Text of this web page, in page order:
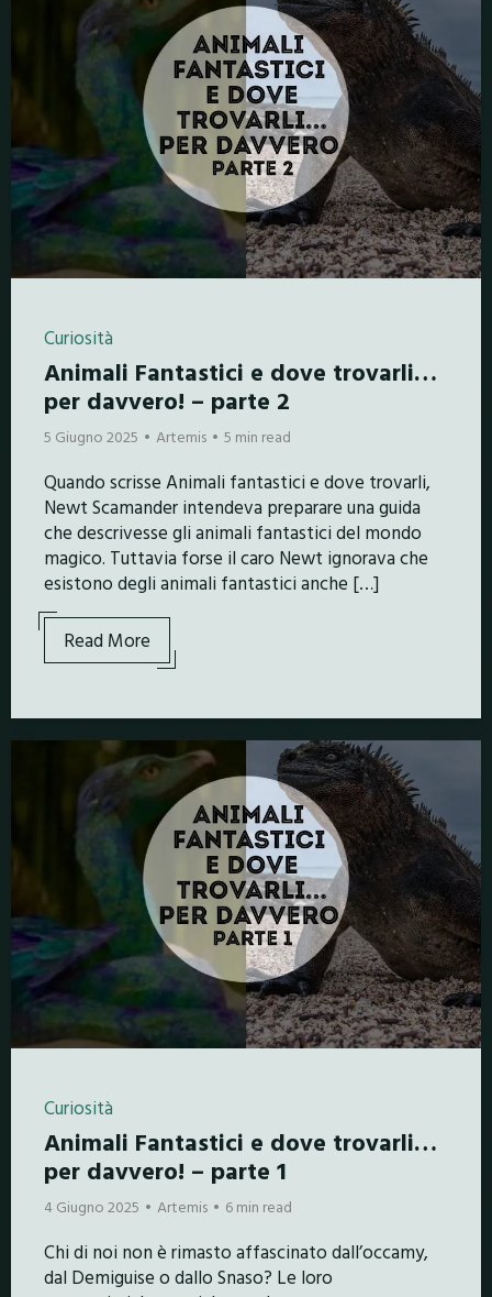
Curiosità
Animali Fantastici e dove trovarli…
per davvero! – parte 2
5 Giugno 2025 Artemis 5 min read
Quando scrisse Animali fantastici e dove trovarli,
Newt Scamander intendeva preparare una guida
che descrivesse gli animali fantastici del mondo
magico. Tuttavia forse il caro Newt ignorava che
esistono degli animali fantastici anche […]
Read More
Curiosità
Animali Fantastici e dove trovarli…
per davvero! – parte 1
4 Giugno 2025 Artemis 6 min read
Chi di noi non è rimasto affascinato dall’occamy,
dal Demiguise o dallo Snaso? Le loro